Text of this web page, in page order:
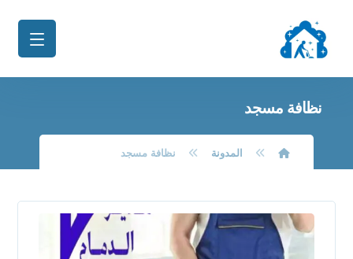
نظافة مسجد
المدونة نظافة مسجد